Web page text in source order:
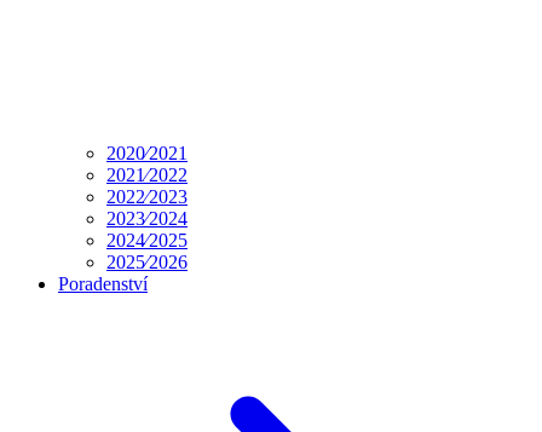
2020⁄2021
2021⁄2022
2022⁄2023
2023⁄2024
2024⁄2025
2025⁄2026
Poradenství